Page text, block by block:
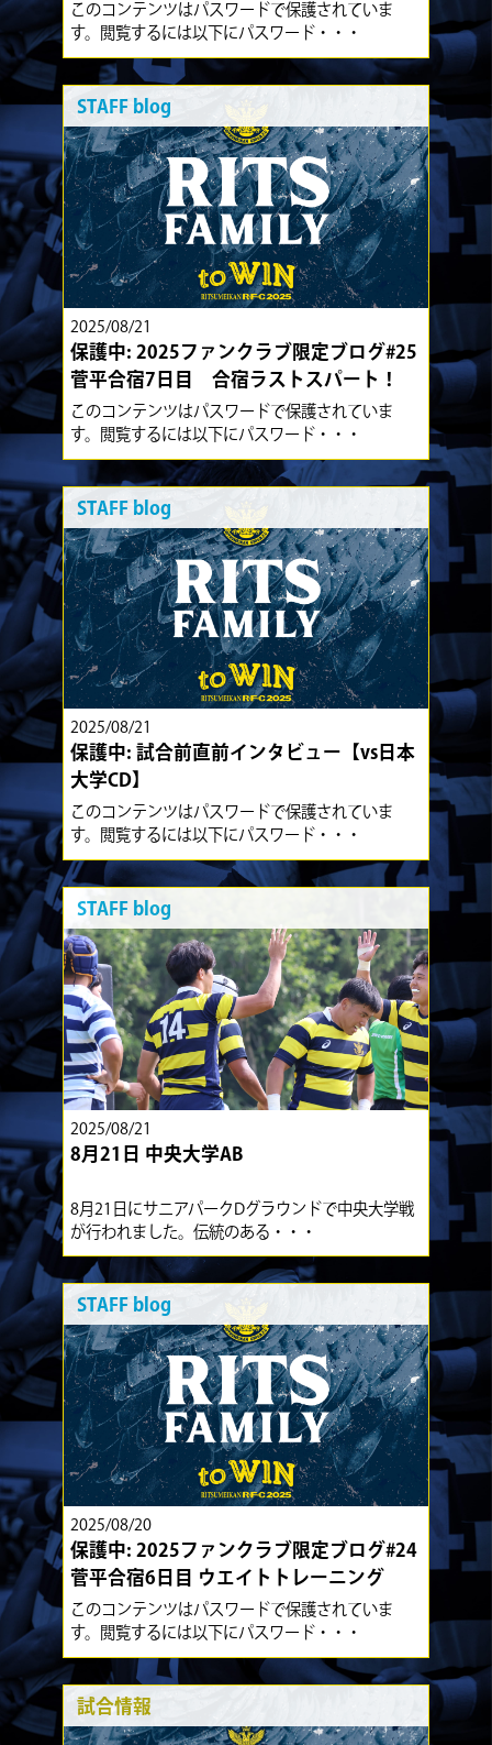
このコンテンツはパスワードで保護されていま
す。閲覧するには以下にパスワード・・・
STAFF blog
2025/08/21
保護中: 2025ファンクラブ限定ブログ#25
菅平合宿7日目 合宿ラストスパート！
このコンテンツはパスワードで保護されていま
す。閲覧するには以下にパスワード・・・
STAFF blog
2025/08/21
保護中: 試合前直前インタビュー【vs日本
大学CD】
このコンテンツはパスワードで保護されていま
す。閲覧するには以下にパスワード・・・
STAFF blog
2025/08/21
8月21日 中央大学AB
8月21日にサニアパークDグラウンドで中央大学戦
が行われました。伝統のある・・・
STAFF blog
2025/08/20
保護中: 2025ファンクラブ限定ブログ#24
菅平合宿6日目 ウエイトトレーニング
このコンテンツはパスワードで保護されていま
す。閲覧するには以下にパスワード・・・
試合情報